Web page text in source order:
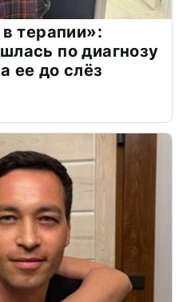
терапии»:
по диагнозу
ее до слёз